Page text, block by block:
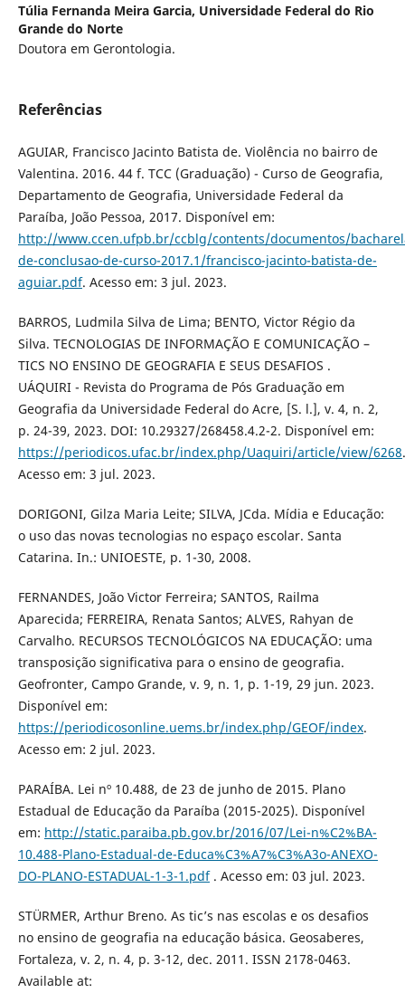
Túlia Fernanda Meira Garcia, Universidade Federal do Rio
Grande do Norte
Doutora em Gerontologia.
Referências
AGUIAR, Francisco Jacinto Batista de. Violência no bairro de
Valentina. 2016. 44 f. TCC (Graduação) - Curso de Geografia,
Departamento de Geografia, Universidade Federal da
Paraíba, João Pessoa, 2017. Disponível em:
http://www.ccen.ufpb.br/ccblg/contents/documentos/
de-conclusao-de-curso-2017.1/francisco-jacinto-batista-de-
aguiar.pdf. Acesso em: 3 jul. 2023.
BARROS, Ludmila Silva de Lima; BENTO, Victor Régio da
Silva. TECNOLOGIAS DE INFORMAÇÃO E COMUNICAÇÃO –
TICS NO ENSINO DE GEOGRAFIA E SEUS DESAFIOS .
UÁQUIRI - Revista do Programa de Pós Graduação em
Geografia da Universidade Federal do Acre, [S. l.], v. 4, n. 2,
p. 24-39, 2023. DOI: 10.29327/268458.4.2-2. Disponível em:
https://periodicos.ufac.br/index.php/Uaquiri/article/view/6268.
Acesso em: 3 jul. 2023.
DORIGONI, Gilza Maria Leite; SILVA, JCda. Mídia e Educação:
o uso das novas tecnologias no espaço escolar. Santa
Catarina. In.: UNIOESTE, p. 1-30, 2008.
FERNANDES, João Victor Ferreira; SANTOS, Railma
Aparecida; FERREIRA, Renata Santos; ALVES, Rahyan de
Carvalho. RECURSOS TECNOLÓGICOS NA EDUCAÇÃO: uma
transposição significativa para o ensino de geografia.
Geofronter, Campo Grande, v. 9, n. 1, p. 1-19, 29 jun. 2023.
Disponível em:
https://periodicosonline.uems.br/index.php/GEOF/index.
Acesso em: 2 jul. 2023.
PARAÍBA. Lei nº 10.488, de 23 de junho de 2015. Plano
Estadual de Educação da Paraíba (2015-2025). Disponível
em: http://static.paraiba.pb.gov.br/2016/07/Lei-n%C2%BA-
10.488-Plano-Estadual-de-Educa%C3%A7%C3%A3o-ANEXO-
DO-PLANO-ESTADUAL-1-3-1.pdf. Acesso em: 03 jul. 2023.
STÜRMER, Arthur Breno. As tic’s nas escolas e os desafios
no ensino de geografia na educação básica. Geosaberes,
Fortaleza, v. 2, n. 4, p. 3-12, dec. 2011. ISSN 2178-0463.
Available at: